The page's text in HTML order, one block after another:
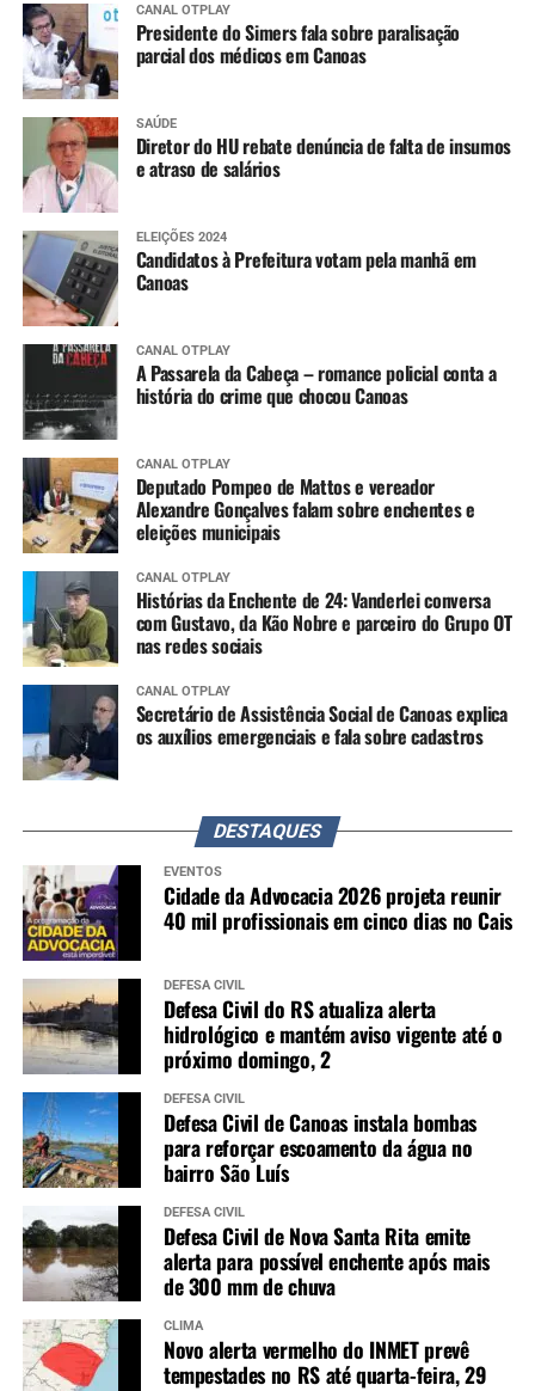
CANAL OTPLAY
Presidente do Simers fala sobre paralisação
parcial dos médicos em Canoas
SAÚDE
Diretor do HU rebate denúncia de falta de insumos
e atraso de salários
ELEIÇÕES 2024
Candidatos à Prefeitura votam pela manhã em
Canoas
CANAL OTPLAY
A Passarela da Cabeça – romance policial conta a
história do crime que chocou Canoas
CANAL OTPLAY
Deputado Pompeo de Mattos e vereador
Alexandre Gonçalves falam sobre enchentes e
eleições municipais
CANAL OTPLAY
Histórias da Enchente de 24: Vanderlei conversa
com Gustavo, da Kão Nobre e parceiro do Grupo OT
nas redes sociais
CANAL OTPLAY
Secretário de Assistência Social de Canoas explica
os auxílios emergenciais e fala sobre cadastros
DESTAQUES
EVENTOS
Cidade da Advocacia 2026 projeta reunir
40 mil profissionais em cinco dias no Cais
DEFESA CIVIL
Defesa Civil do RS atualiza alerta
hidrológico e mantém aviso vigente até o
próximo domingo, 2
DEFESA CIVIL
Defesa Civil de Canoas instala bombas
para reforçar escoamento da água no
bairro São Luís
DEFESA CIVIL
Defesa Civil de Nova Santa Rita emite
alerta para possível enchente após mais
de 300 mm de chuva
CLIMA
Novo alerta vermelho do INMET prevê
tempestades no RS até quarta-feira, 29